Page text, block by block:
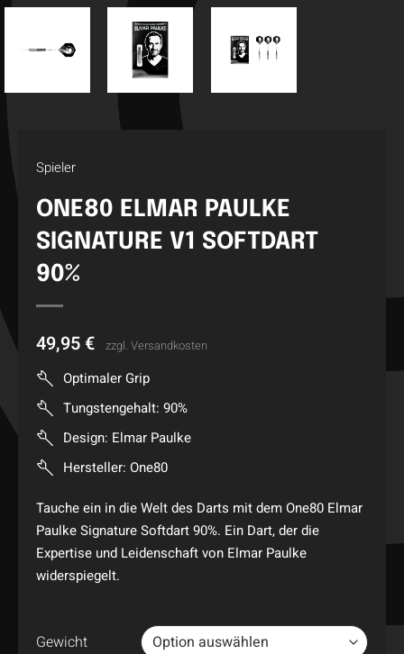
Spieler
ONE80 ELMAR PAULKE
SIGNATURE V1 SOFTDART
90%
49,95 € zzgl. Versandkosten
Optimaler Grip
Tungstengehalt: 90%
Design: Elmar Paulke
Hersteller: One80
Tauche ein in die Welt des Darts mit dem One80 Elmar
Paulke Signature Softdart 90%. Ein Dart, der die
Expertise und Leidenschaft von Elmar Paulke
widerspiegelt.
Gewicht